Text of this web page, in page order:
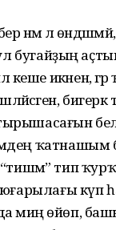
нәмә лә
ул бугайҙың
кеше икәнен,
тырышасағын
тип
юғарылағы
өйөп,